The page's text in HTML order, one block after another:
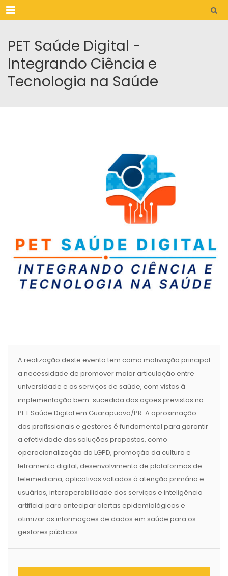
Menu
PET Saúde Digital -
Integrando Ciência e
Tecnologia na Saúde
A realização deste evento tem como motivação principal
a necessidade de promover maior articulação entre
universidade e os serviços de saúde, com vistas à
implementação bem-sucedida das ações previstas no
PET Saúde Digital em Guarapuava/PR. A aproximação
dos profissionais e gestores é fundamental para garantir
a efetividade das soluções propostas, como
operacionalização da LGPD, promoção da cultura e
letramento digital, desenvolvimento de plataformas de
telemedicina, aplicativos voltados à atenção primária e
usuários, interoperabilidade dos serviços e inteligência
artificial para antecipar alertas epidemiológicos e
otimizar as informações de dados em saúde para os
gestores públicos.